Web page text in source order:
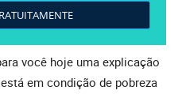
você hoje uma explicação
em condição de pobreza